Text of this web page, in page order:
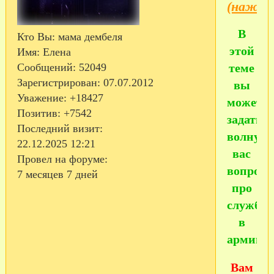
Кто Вы: мама дембеля
Имя: Елена
Сообщений: 52049
Зарегистрирован: 07.07.2012
Уважение: +18427
Позитив: +7542
Последний визит:
22.12.2025 12:21
Провел на форуме:
7 месяцев 7 дней
В
этой
теме
вы
можете
задать
вас
про
службу
в
армии.
Вам